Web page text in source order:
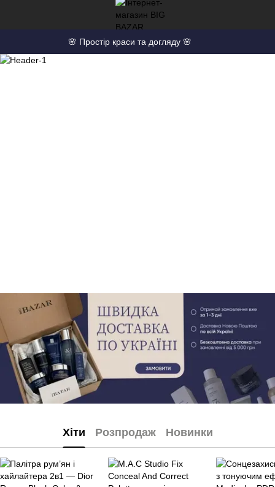
🌸 Простір краси та догляду 🌸
Хіти Розпродаж Новинки